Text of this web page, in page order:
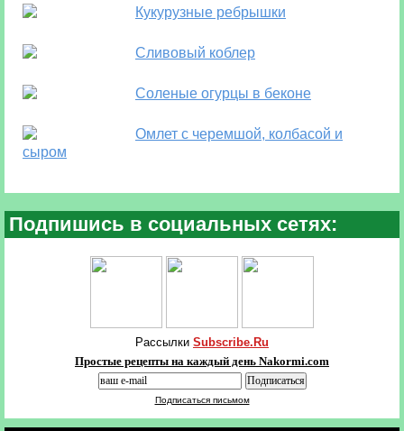
Кукурузные ребрышки
Сливовый коблер
Соленые огурцы в беконе
Омлет с черемшой, колбасой и
сыром
Подпишись в социальных сетях:
Рассылки Subscribe.Ru
Простые рецепты на каждый день Nakormi.com
Подписаться письмом